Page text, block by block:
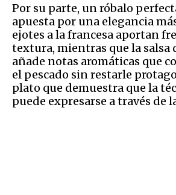
Por su parte, un róbalo
apuesta por una elegancia
ejotes a la francesa aportan
textura, mientras que la salsa
añade notas aromáticas que
el pescado sin restarle
plato que demuestra que la
puede expresarse a través de